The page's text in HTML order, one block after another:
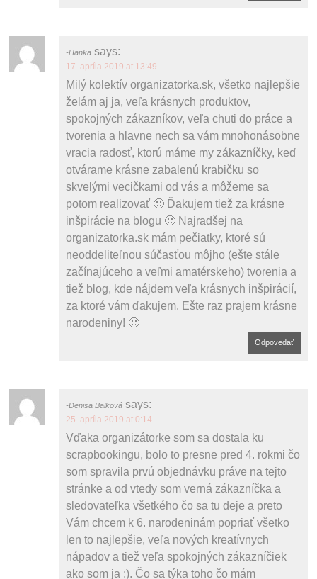
Hanka says:
17. apríla 2019 at 13:49
Milý kolektív organizatorka.sk, všetko najlepšie
želám aj ja, veľa krásnych produktov,
spokojných zákazníkov, veľa chuti do práce a
tvorenia a hlavne nech sa vám mnohonásobne
vracia radosť, ktorú máme my zákazníčky, keď
otvárame krásne zabalenú krabičku so
skvelými vecičkami od vás a môžeme sa
potom realizovať 🙂 Ďakujem tiež za krásne
inšpirácie na blogu 🙂 Najradšej na
organizatorka.sk mám pečiatky, ktoré sú
neoddeliteľnou súčasťou môjho (ešte stále
začínajúceho a veľmi amatérskeho) tvorenia a
tiež blog, kde nájdem veľa krásnych inšpirácií,
za ktoré vám ďakujem. Ešte raz prajem krásne
narodeniny! 🙂
Odpovedať
Denisa Balková says:
25. apríla 2019 at 0:14
Vďaka organizátorke som sa dostala ku
scrapbookingu, bolo to presne pred 4. rokmi čo
som spravila prvú objednávku práve na tejto
stránke a od vtedy som verná zákazníčka a
sledovateľka všetkého čo sa tu deje a preto
Vám chcem k 6. narodeninám popriať všetko
len to najlepšie, veľa nových kreatívnych
nápadov a tiež veľa spokojných zákazníčiek
ako som ja :). Čo sa týka toho čo mám